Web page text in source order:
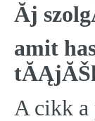
Ăj
amit
A cikk a